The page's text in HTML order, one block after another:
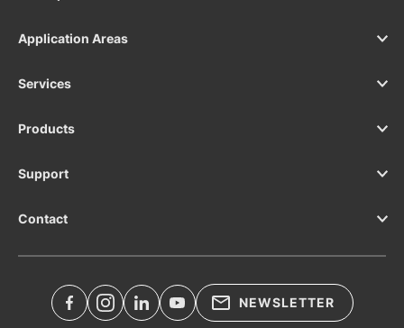
Application Areas
Services
Products
Support
Contact
NEWSLETTER